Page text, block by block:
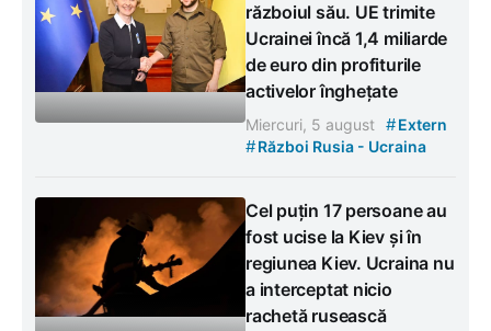
războiul său. UE trimite
Ucrainei încă 1,4 miliarde
de euro din profiturile
activelor înghețate
Miercuri, 5 august #Extern
#Război Rusia - Ucraina
Cel puțin 17 persoane au
fost ucise la Kiev și în
regiunea Kiev. Ucraina nu
a interceptat nicio
rachetă rusească